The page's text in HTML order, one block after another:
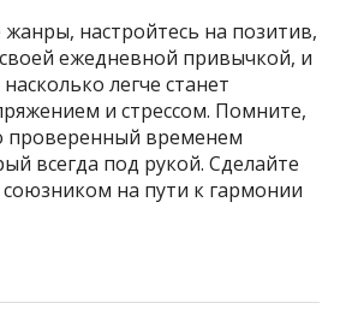
настройтесь на позитив,
ежедневной привычкой, и
легче станет
и стрессом. Помните,
проверенный временем
всегда под рукой. Сделайте
на пути к гармонии